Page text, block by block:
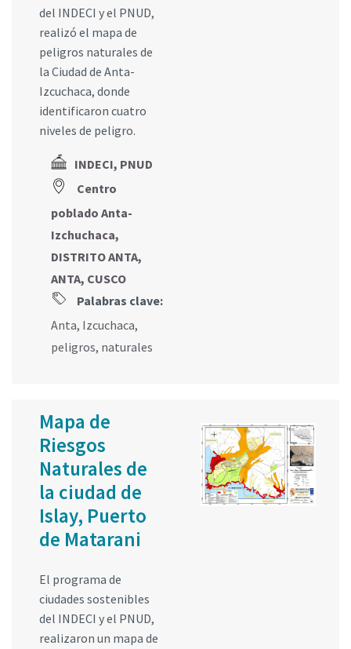
del INDECI y el PNUD,
realizó el mapa de
peligros naturales de
la Ciudad de Anta-
Izcuchaca, donde
identificaron cuatro
niveles de peligro.
INDECI, PNUD
Centro
poblado Anta-
Izchuchaca,
DISTRITO ANTA,
ANTA, CUSCO
Palabras clave:
Anta, Izcuchaca,
peligros, naturales
Mapa de
Riesgos
Naturales de
la ciudad de
Islay, Puerto
de Matarani
El programa de
ciudades sostenibles
del INDECI y el PNUD,
realizaron un mapa de